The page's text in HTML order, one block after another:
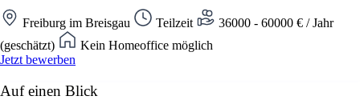
Freiburg im Breisgau Teilzeit
36000 - 60000 € / Jahr
(geschätzt)
Kein Homeoffice möglich
Jetzt bewerben
Auf einen Blick